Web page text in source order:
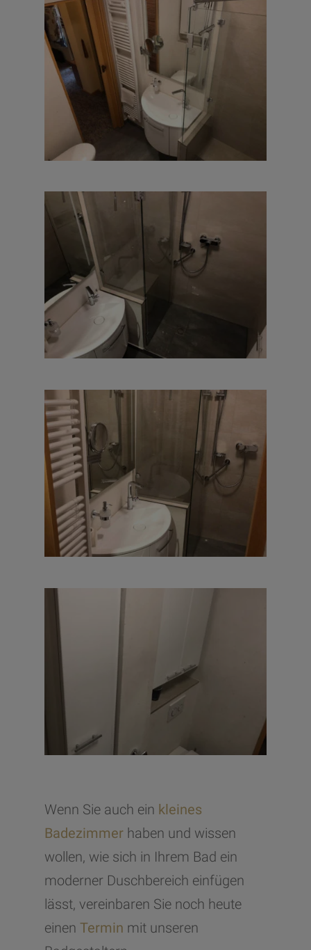
Wenn Sie auch ein kleines
Badezimmer haben und wissen
wollen, wie sich in Ihrem Bad ein
moderner Duschbereich einfügen
lässt, vereinbaren Sie noch heute
einenTermin mit unseren